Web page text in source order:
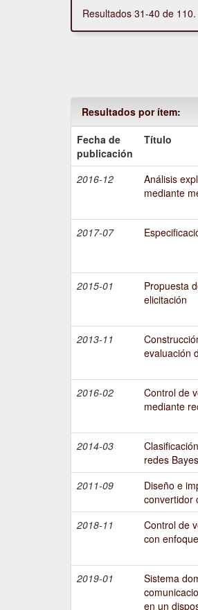
Resultados 31-40 de 110.
Resultados por ítem:
Fecha de
publicación
Título
2016-12
Análisis
mediante
2017-07
2015-01
Propuesta
elicitación
2013-11
evaluación
2016-02
Control de
mediante
2014-03
redes
2011-09
Diseño e
convertidor
2018-11
Control de
con
2019-01
Sistema
en un